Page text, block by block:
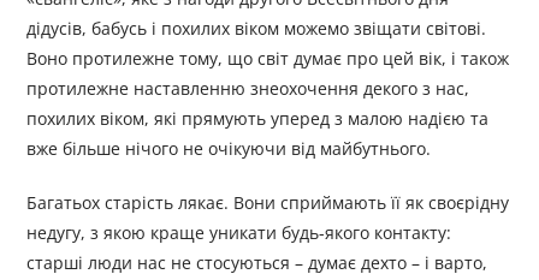
дідусів, бабусь і похилих віком можемо звіщати світові.
Воно протилежне тому, що світ думає про цей вік, і також
протилежне наставленню знеохочення декого з нас,
похилих віком, які прямують уперед з малою надією та
вже більше нічого не очікуючи від майбутнього.
Багатьох старість лякає. Вони сприймають її як своєрідну
недугу, з якою краще уникати будь-якого контакту:
старші люди нас не стосуються – думає дехто – і варто,